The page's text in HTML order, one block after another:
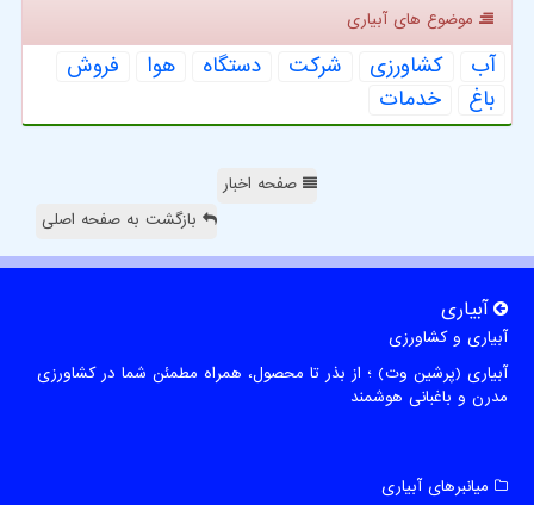
موضوع های آبیاری
آب كشاورزی شركت دستگاه هوا
فروش
باغ
خدمات
صفحه اخبار
بازگشت به صفحه اصلی
آبیاری
آبیاری و کشاورزی
آبیاری (پرشین وت) ؛ از بذر تا محصول، همراه مطمئن شما در کشاورزی
مدرن و باغبانی هوشمند
میانبرهای آبیاری